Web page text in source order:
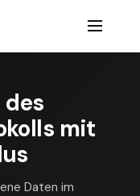
mit
Daten im